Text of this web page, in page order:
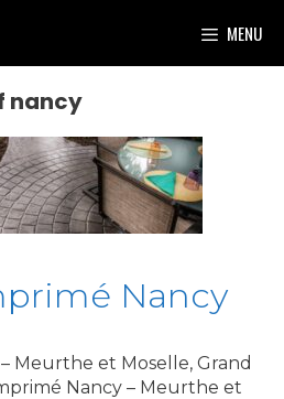
MENU
nancy
Nancy
Meurthe et Moselle, Grand
Nancy – Meurthe et